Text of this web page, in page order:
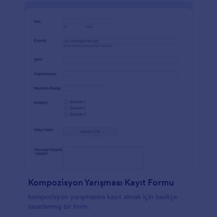
Kompozisyon Yarışması Kayıt Formu
kompozisyon yarışmasına kayıt almak için basitçe
tasarlanmış bir form.